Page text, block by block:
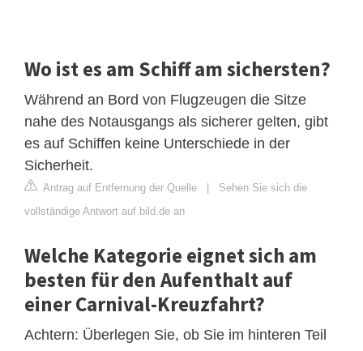
Wo ist es am Schiff am sichersten?
Während an Bord von Flugzeugen die Sitze
nahe des Notausgangs als sicherer gelten, gibt
es auf Schiffen keine Unterschiede in der
Sicherheit.
Antrag auf Entfernung der Quelle | Sehen Sie sich die
vollständige Antwort auf bild.de an
Welche Kategorie eignet sich am
besten für den Aufenthalt auf
einer Carnival-Kreuzfahrt?
Achtern: Überlegen Sie, ob Sie im hinteren Teil